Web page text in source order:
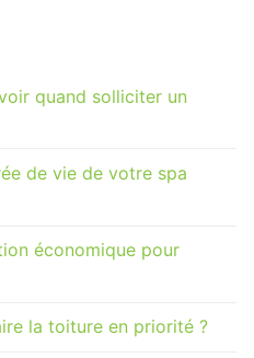
quand solliciter un
de vie de votre spa
économique pour
la toiture en priorité ?